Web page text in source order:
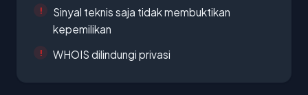
Sinyal teknis saja tidak membuktikan
kepemilikan
WHOIS dilindungi privasi